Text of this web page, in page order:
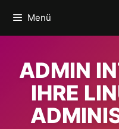
Inhalt
springen
Menü
ADMIN
IHRE